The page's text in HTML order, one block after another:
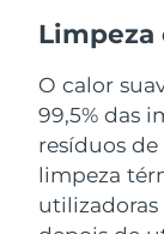
O calor
99,5% das
resíduos
limpeza
Mônaco
Países
Nova
Noruega